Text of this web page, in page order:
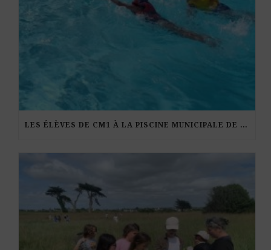
LES ÉLÈVES DE CM1 À LA PISCINE MUNICIPALE DE KERDURAND